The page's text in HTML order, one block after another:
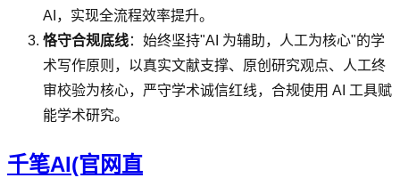
AI，实现全流程效率提升。
恪守合规底线：始终坚持"AI 为辅助，人工为核心"的学
术写作原则，以真实文献支撑、原创研究观点、人工终
审校验为核心，严守学术诚信红线，合规使用 AI 工具赋
能学术研究。
千笔AI(官网直